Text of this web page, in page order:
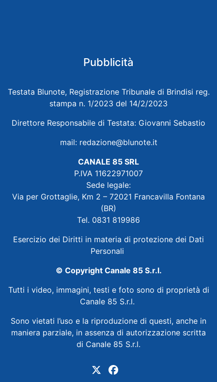
Pubblicità
Testata Blunote, Registrazione Tribunale di Brindisi reg.
stampa n. 1/2023 del 14/2/2023
Direttore Responsabile di Testata: Giovanni Sebastio
mail: redazione@blunote.it
CANALE 85 SRL
P.IVA 11622971007
Sede legale:
Via per Grottaglie, Km 2 – 72021 Francavilla Fontana
(BR)
Tel. 0831 819986
Esercizio dei Diritti in materia di protezione dei Dati
Personali
© Copyright Canale 85 S.r.l.
Tutti i video, immagini, testi e foto sono di proprietà di
Canale 85 S.r.l.
Sono vietati l’uso e la riproduzione di questi, anche in
maniera parziale, in assenza di autorizzazione scritta
di Canale 85 S.r.l.